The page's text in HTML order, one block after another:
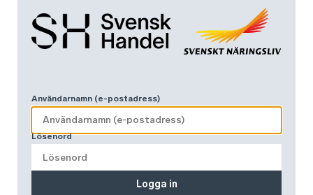
Användarnamn (e-postadress)
Lösenord
Logga in